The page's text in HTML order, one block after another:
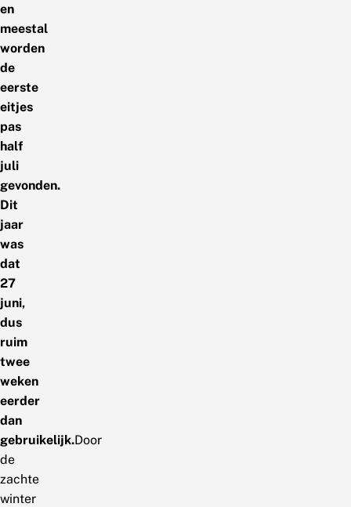
en
meestal
worden
de
eerste
eitjes
pas
half
juli
gevonden.
Dit
jaar
was
dat
27
juni,
dus
ruim
twee
weken
eerder
dan
gebruikelijk.Door
de
zachte
winter